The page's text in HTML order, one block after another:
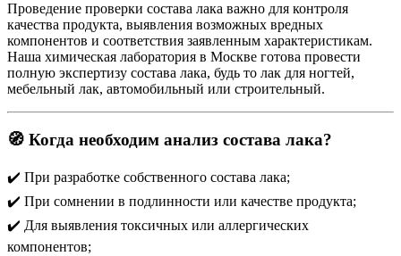
Проведение проверки состава лака важно для контроля
качества продукта, выявления возможных вредных
компонентов и соответствия заявленным характеристикам.
Наша химическая лаборатория в Москве готова провести
полную экспертизу состава лака, будь то лак для ногтей,
мебельный лак, автомобильный или строительный.
🧭 Когда необходим анализ состава лака?
✔️ При разработке собственного состава лака;
✔️ При сомнении в подлинности или качестве продукта;
✔️ Для выявления токсичных или аллергических
компонентов;